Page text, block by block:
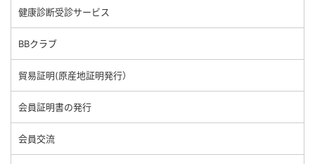
健康診断受診サービス
BBクラブ
貿易証明(原産地証明発行）
会員証明書の発行
会員交流